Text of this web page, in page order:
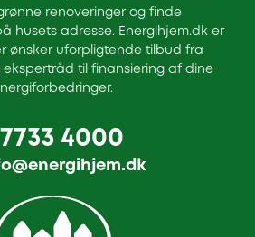
renoveringer og finde
husets adresse. Energihjem.dk er
ønsker uforpligtende tilbud fra
til finansiering af dine
7733 4000